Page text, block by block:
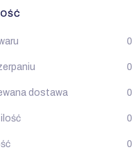
0
0
dostawa 0
0
0